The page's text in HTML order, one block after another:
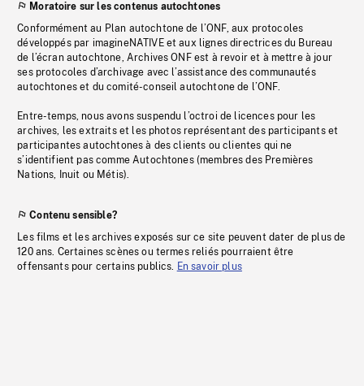
Moratoire sur les contenus autochtones
Conformément au Plan autochtone de l’ONF, aux protocoles
développés par imagineNATIVE et aux lignes directrices du Bureau
de l’écran autochtone, Archives ONF est à revoir et à mettre à jour
ses protocoles d’archivage avec l’assistance des communautés
autochtones et du comité-conseil autochtone de l’ONF.
Entre-temps, nous avons suspendu l’octroi de licences pour les
archives, les extraits et les photos représentant des participants et
participantes autochtones à des clients ou clientes qui ne
s’identifient pas comme Autochtones (membres des Premières
Nations, Inuit ou Métis).
Contenu sensible?
Les films et les archives exposés sur ce site peuvent dater de plus de
120 ans. Certaines scènes ou termes reliés pourraient être
offensants pour certains publics. En savoir plus